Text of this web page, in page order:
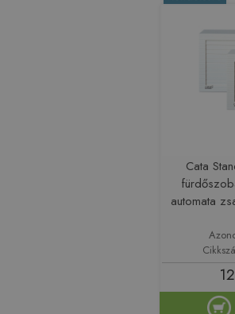
Cata
automata